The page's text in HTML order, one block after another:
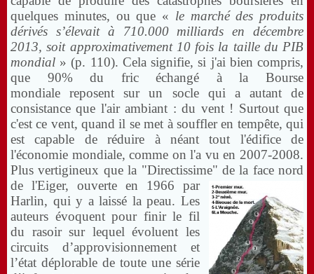
quelques minutes, ou que « le marché des produits
dérivés s’élevait à 710.000 milliards en décembre
2013, soit approximativement 10 fois la taille du PIB
mondial » (p. 110). Cela signifie, si j'ai bien compris,
que 90% du fric échangé à la Bourse
mondiale reposent sur un socle qui a autant de
consistance que l'air ambiant : du vent ! Surtout que
c'est ce vent, quand il se met à souffler en tempête, qui
est capable de réduire à néant tout l'édifice de
l'économie mondiale, comme on l'a vu en 2007-2008.
Plus vertigineux que la "Directissime" de la face nord
de l'Eiger, ouverte en 1966 par
Harlin, qui y a laissé la peau. Les
auteurs évoquent pour finir le fil
du rasoir sur lequel évoluent les
circuits d’approvisionnement et
l’état déplorable de toute une série